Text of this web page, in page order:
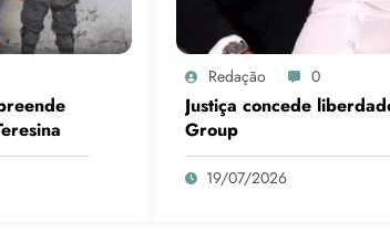
Redação 0
Justiça concede
Group
19/07/2026